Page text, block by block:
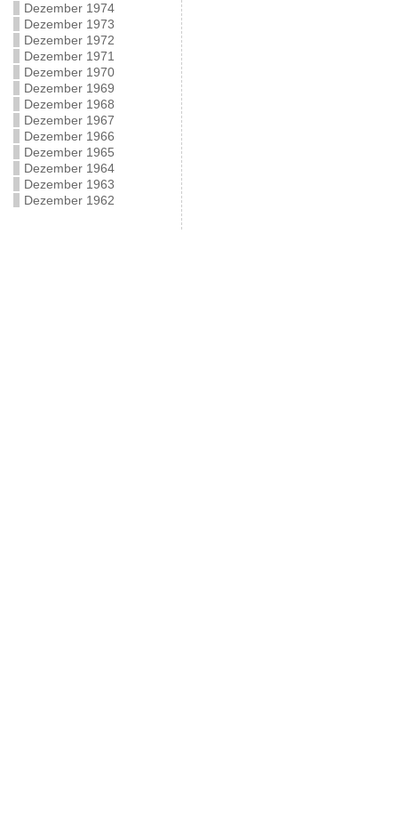
Dezember 1974
Dezember 1973
Dezember 1972
Dezember 1971
Dezember 1970
Dezember 1969
Dezember 1968
Dezember 1967
Dezember 1966
Dezember 1965
Dezember 1964
Dezember 1963
Dezember 1962